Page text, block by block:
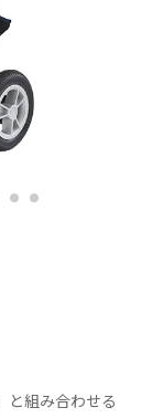
と組み合わせる